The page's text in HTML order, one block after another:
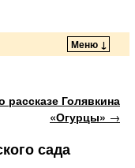
Меню ↓
рассказе Голявкина
«Огурцы» →
сада